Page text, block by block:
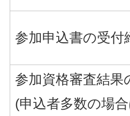
参加申込書の受付
参加資格審査結果
(申込者多数の場